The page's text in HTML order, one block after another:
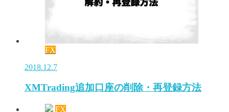
FX
2018.12.7
XMTrading追加口座の削除・再登録方法
FX